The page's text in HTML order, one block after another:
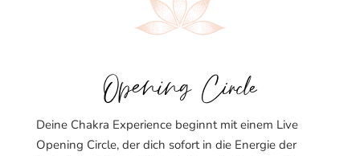
Opening Circle
Deine Chakra Experience beginnt mit einem Live
Opening Circle, der dich sofort in die Energie der